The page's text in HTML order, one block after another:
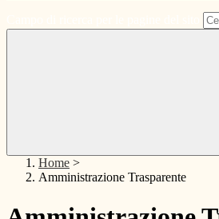
Home >
Amministrazione Trasparente